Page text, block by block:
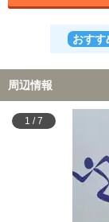
おすす
周辺情報
1 /7